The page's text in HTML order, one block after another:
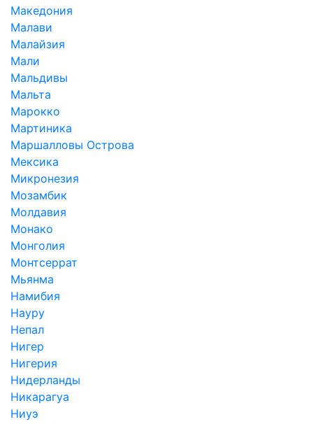
Македония
Малави
Малайзия
Мали
Мальдивы
Мальта
Марокко
Мартиника
Маршалловы Острова
Мексика
Микронезия
Мозамбик
Молдавия
Монако
Монголия
Монтсеррат
Мьянма
Намибия
Науру
Непал
Нигер
Нигерия
Нидерланды
Никарагуа
Ниуэ